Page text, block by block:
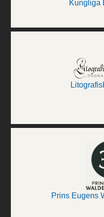
Kungliga
Prins Eugens